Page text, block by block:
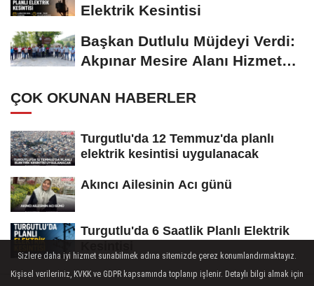
Elektrik Kesintisi
Başkan Dutlulu Müjdeyi Verdi:
Akpınar Mesire Alanı Hizmete
ÇOK OKUNAN HABERLER
Turgutlu'da 12 Temmuz'da planlı
elektrik kesintisi uygulanacak
Akıncı Ailesinin Acı günü
Turgutlu'da 6 Saatlik Planlı Elektrik
Sizlere daha iyi hizmet sunabilmek adına sitemizde çerez konumlandırmaktayız.
Kişisel verileriniz, KVKK ve GDPR kapsamında toplanıp işlenir. Detaylı bilgi almak için